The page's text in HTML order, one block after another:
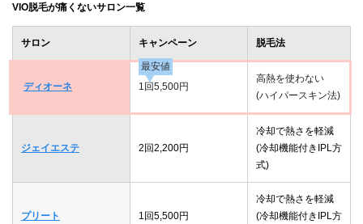
VIO脱毛が痛くないサロン一覧
サロン キャンペーン 脱毛法
ディオーネ
最安値
1回5,500円
高熱を使わない
(ハイパースキン法)
ジェイエステ 2回2,200円
冷却で熱さを軽減
(冷却機能付きIPL方
式)
プリート 1回5,500円
冷却で熱さを軽減
(冷却機能付きIPL方